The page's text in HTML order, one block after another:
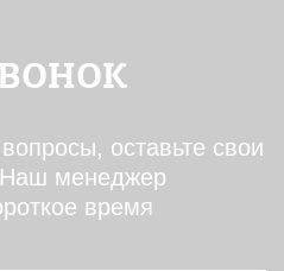
оставьте свои
Наш менеджер
время